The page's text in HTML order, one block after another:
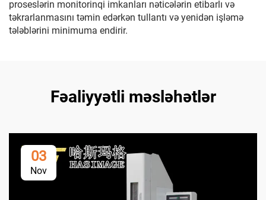
proseslərin monitorinqi imkanları nəticələrin etibarlı və
təkrarlanmasını təmin edərkən tullantı və yenidən işləmə
tələblərini minimuma endirir.
Fəaliyyətli məsləhətlər
03
Nov